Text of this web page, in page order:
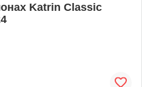
Katrin Classic